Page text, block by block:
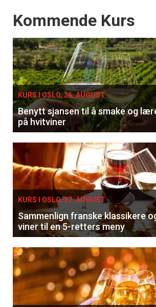
Få ukentlige
Apéritif
Events
Kommende Kurs
KURS I OSLO, 26. AUGUST
Benytt sjansen til å smake og
på hvitviner
KURS I OSLO, 27. AUGUST
Sammenlign franske klassikere
viner til en 5-retters meny